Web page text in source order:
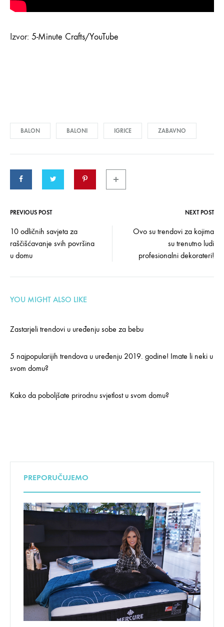
Izvor: 5-Minute Crafts/YouTube
BALON BALONI IGRICE ZABAVNO
Post
navigation
PREVIOUS POST NEXT POST
10 odličnih savjeta za
raščišćavanje svih površina
u domu
Ovo su trendovi za kojima
su trenutno ludi
profesionalni dekorateri!
YOU MIGHT ALSO LIKE
Zastarjeli trendovi u uređenju sobe za bebu
5 najpopularijih trendova u uređenju 2019. godine! Imate li neki u
svom domu?
Kako da poboljšate prirodnu svjetlost u svom domu?
PREPORUČUJEMO